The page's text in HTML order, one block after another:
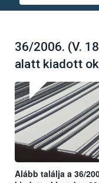
36/2006. (V.
alatt kiadott
Alább találja a 36/